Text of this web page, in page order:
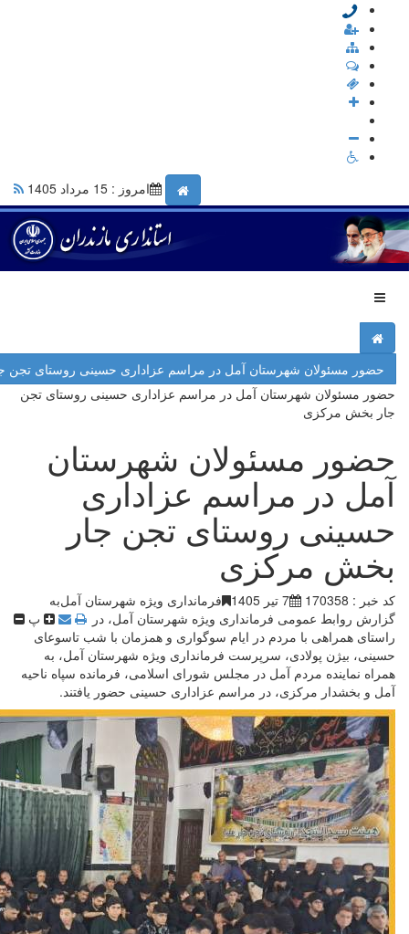
امروز : 15 مرداد 1405
حضور مسئولان شهرستان آمل در مراسم‌ عزاداری حسینی روستای
حضور مسئولان شهرستان آمل در مراسم‌ عزاداری حسینی روستای تجن
جار بخش مرکزی
حضور مسئولان شهرستان
آمل در مراسم‌ عزاداری
حسینی روستای تجن جار
بخش مرکزی
کد خبر : 170358 7 تیر 1405
فرمانداری ویژه شهرستان آمل
پ
به
گزارش روابط عمومی فرمانداری ویژه شهرستان آمل، در
راستای همراهی با مردم در ایام سوگواری و همزمان با شب تاسوعای
حسینی، بیژن پولادی، سرپرست فرمانداری ویژه شهرستان آمل، به
همراه نماینده مردم آمل در مجلس شورای اسلامی، فرمانده سپاه ناحیه
آمل و بخشدار مرکزی، در مراسم‌ عزاداری حسینی حضور یافتند. ‎